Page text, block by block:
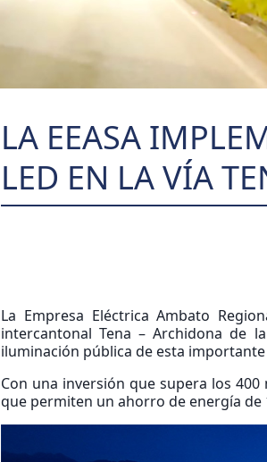
LA EEASA
LED EN LA VÍA
La Empresa Eléctrica Ambato
intercantonal Tena – Archidona de
iluminación pública de esta
Con una inversión que supera los
que permiten un ahorro de energía de